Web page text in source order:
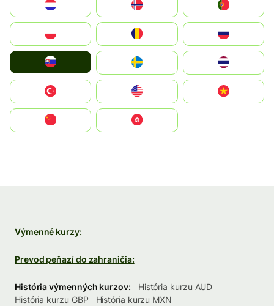
United States
中國香港特別行政區
Výmenné kurzy:
Prevod peňazí do zahraničia:
História výmenných kurzov:
História kurzu AUD
História kurzu GBP
História kurzu MXN